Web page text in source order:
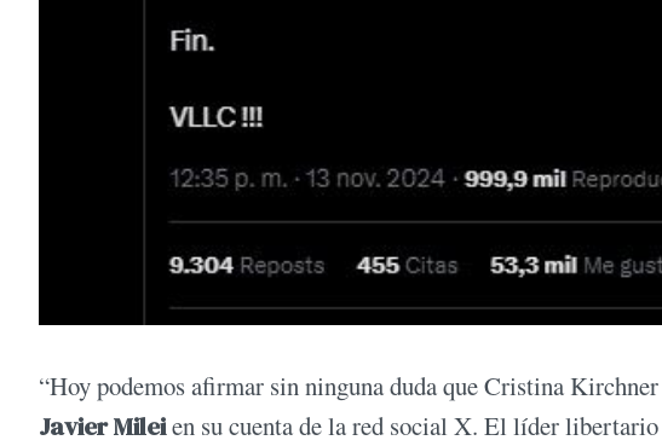
“Hoy podemos afirmar sin ninguna duda que Cristina
Javier Mileien su cuenta de la red social X. El líder